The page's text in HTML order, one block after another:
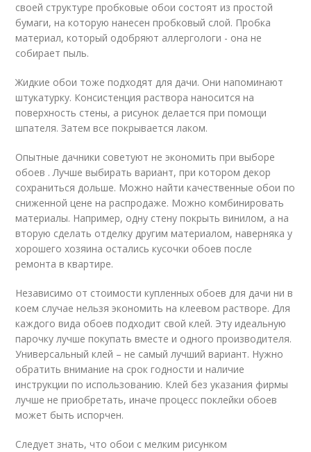
своей структуре пробковые обои состоят из простой
бумаги, на которую нанесен пробковый слой. Пробка
материал, который одобряют аллергологи - она не
собирает пыль.
Жидкие обои тоже подходят для дачи. Они напоминают
штукатурку. Консистенция раствора наносится на
поверхность стены, а рисунок делается при помощи
шпателя. Затем все покрывается лаком.
Опытные дачники советуют не экономить при выборе
обоев . Лучше выбирать вариант, при котором декор
сохраниться дольше. Можно найти качественные обои по
сниженной цене на распродаже. Можно комбинировать
материалы. Например, одну стену покрыть винилом, а на
вторую сделать отделку другим материалом, наверняка у
хорошего хозяина остались кусочки обоев после
ремонта в квартире.
Независимо от стоимости купленных обоев для дачи ни в
коем случае нельзя экономить на клеевом растворе. Для
каждого вида обоев подходит свой клей. Эту идеальную
парочку лучше покупать вместе и одного производителя.
Универсальный клей – не самый лучший вариант. Нужно
обратить внимание на срок годности и наличие
инструкции по использованию. Клей без указания фирмы
лучше не приобретать, иначе процесс поклейки обоев
может быть испорчен.
Следует знать, что обои с мелким рисунком